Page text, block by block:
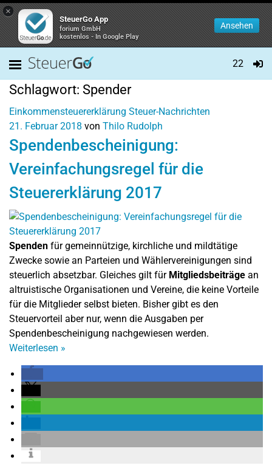
×
SteuerGo App
forium GmbH
kostenlos - In Google Play
Ansehen
22
Schlagwort: Spender
Einkommensteuererklärung Steuer-Nachrichten
21. Februar 2018 von Thilo Rudolph
Spendenbescheinigung:
Vereinfachungsregel für die
Steuererklärung 2017
Spenden für gemeinnützige, kirchliche und mildtätige
Zwecke sowie an Parteien und Wählervereinigungen sind
steuerlich absetzbar. Gleiches gilt für Mitgliedsbeiträge an
altruistische Organisationen und Vereine, die keine Vorteile
für die Mitglieder selbst bieten. Bisher gibt es den
Steuervorteil aber nur, wenn die Ausgaben per
Spendenbescheinigung nachgewiesen werden.
Weiterlesen »